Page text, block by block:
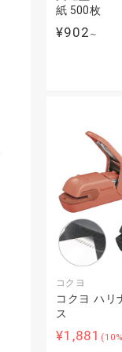
紙 500枚
¥902 ～
コクヨ
コクヨ ハリ
ス
¥1,881